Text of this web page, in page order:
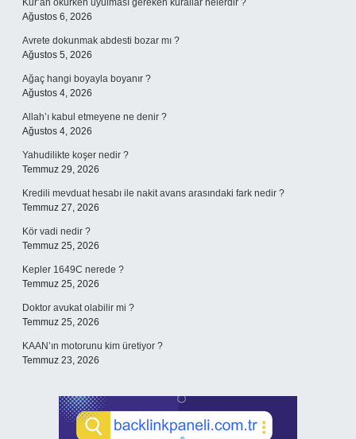
Kur’an okurken uyulması gereken kurallar nelerdir ?
Ağustos 6, 2026
Avrete dokunmak abdesti bozar mı ?
Ağustos 5, 2026
Ağaç hangi boyayla boyanır ?
Ağustos 4, 2026
Allah’ı kabul etmeyene ne denir ?
Ağustos 4, 2026
Yahudilikte koşer nedir ?
Temmuz 29, 2026
Kredili mevduat hesabı ile nakit avans arasındaki fark nedir ?
Temmuz 27, 2026
Kör vadi nedir ?
Temmuz 25, 2026
Kepler 1649C nerede ?
Temmuz 25, 2026
Doktor avukat olabilir mi ?
Temmuz 25, 2026
KAAN’ın motorunu kim üretiyor ?
Temmuz 23, 2026